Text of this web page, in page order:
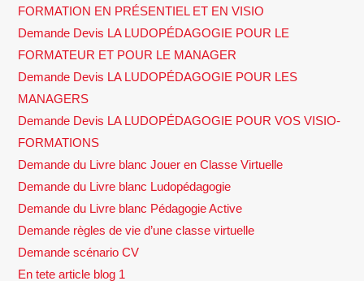
FORMATION EN PRÉSENTIEL ET EN VISIO
Demande Devis LA LUDOPÉDAGOGIE POUR LE
FORMATEUR ET POUR LE MANAGER
Demande Devis LA LUDOPÉDAGOGIE POUR LES
MANAGERS
Demande Devis LA LUDOPÉDAGOGIE POUR VOS VISIO-
FORMATIONS
Demande du Livre blanc Jouer en Classe Virtuelle
Demande du Livre blanc Ludopédagogie
Demande du Livre blanc Pédagogie Active
Demande règles de vie d’une classe virtuelle
Demande scénario CV
En tete article blog 1